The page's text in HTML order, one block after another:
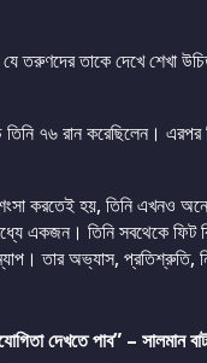
যে তরুণদের তাকে দেখে শেখা
৭৬ রান করেছিলেন। এরপর
করতেই হয়, তিনি এখনও
একজন। তিনি সবথেকে ফিট
তার অভ্যাস, প্রতিশ্রুতি,
দেখতে পাব” – সালমান বাট